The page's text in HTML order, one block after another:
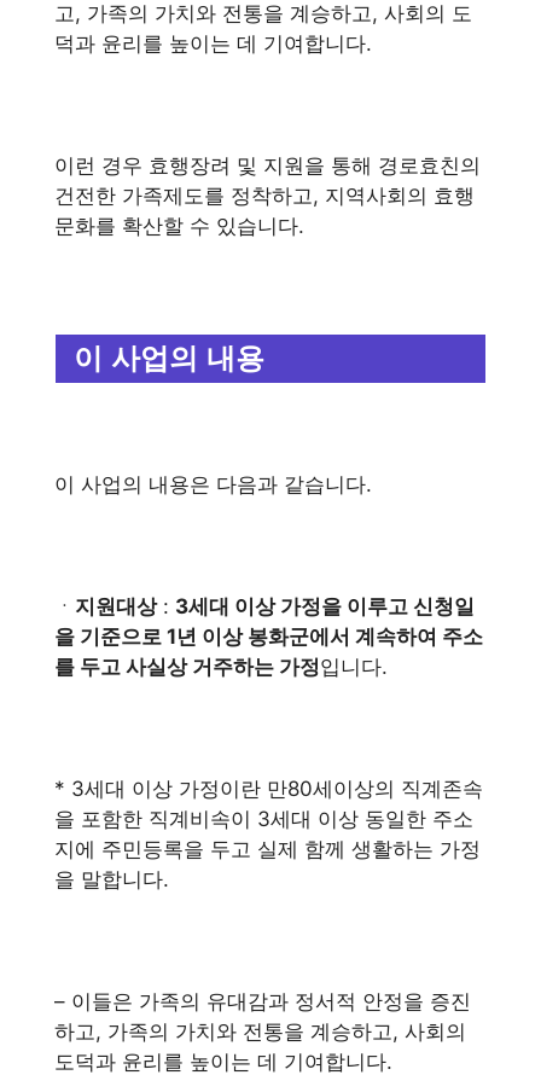
고, 가족의 가치와 전통을 계승하고, 사회의 도
덕과 윤리를 높이는 데 기여합니다.
이런 경우 효행장려 및 지원을 통해 경로효친의
건전한 가족제도를 정착하고, 지역사회의 효행
문화를 확산할 수 있습니다.
이 사업의 내용
이 사업의 내용은 다음과 같습니다.
ㆍ 지원대상: 3세대 이상 가정을 이루고 신청일
을 기준으로 1년 이상 봉화군에서 계속하여 주소
를 두고 사실상 거주하는 가정입니다.
* 3세대 이상 가정이란 만80세이상의 직계존속
을 포함한 직계비속이 3세대 이상 동일한 주소
지에 주민등록을 두고 실제 함께 생활하는 가정
을 말합니다.
– 이들은 가족의 유대감과 정서적 안정을 증진
하고, 가족의 가치와 전통을 계승하고, 사회의
도덕과 윤리를 높이는 데 기여합니다.